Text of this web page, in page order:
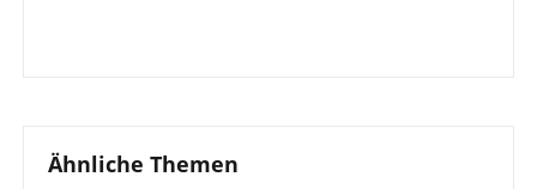
Ähnliche Themen